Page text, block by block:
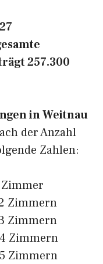
257.300
in Weitnau
der Anzahl
Zahlen:
Zimmern
Zimmern
Zimmern
Zimmern